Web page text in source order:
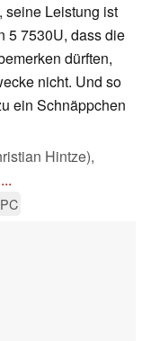
seine Leistung ist
5 7530U, dass die
dürften,
nicht. Und so
ein Schnäppchen
Hintze),
...